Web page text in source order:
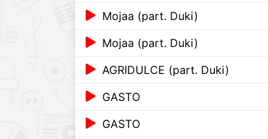
Mojaa (part. Duki)
Mojaa (part. Duki)
AGRIDULCE (part. Duki)
GASTO
GASTO